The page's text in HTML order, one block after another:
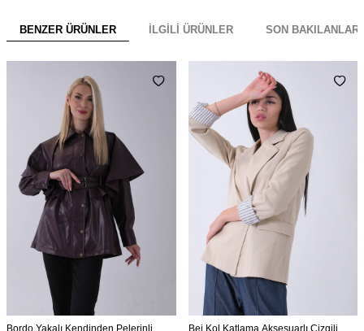
BENZER ÜRÜNLER İLGILI ÜRÜNLER SON BAKILANLAR
Bordo Yakalı Kendinden Pelerinli
Bej Kol Katlama Aksesuarlı Çizgili